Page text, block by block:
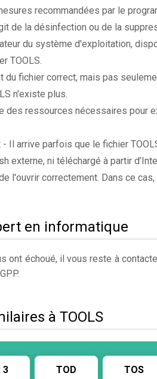
recommandées par le
de la désinfection ou de la
du système d'exploitation,
TOOLS.
fichier correct, mais pas
n'existe plus.
ressources nécessaires pour
arrive parfois que le fichier
externe, ni téléchargé à partir
l'ouvrir correctement. Dans ce
en informatique
ont échoué, il vous reste à
à TOOLS
3 TOD TOS